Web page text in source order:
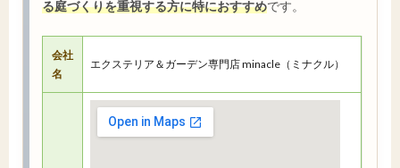
る庭づくりを重視する方に特におすすめです。
会社
名
エクステリア＆ガーデン専門店 minacle（ミナクル）